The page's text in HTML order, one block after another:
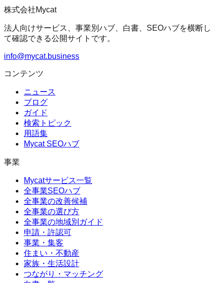
株式会社Mycat
法人向けサービス、事業別ハブ、白書、SEOハブを横断し
て確認できる公開サイトです。
info@mycat.business
コンテンツ
ニュース
ブログ
ガイド
検索トピック
用語集
Mycat SEOハブ
事業
Mycatサービス一覧
全事業SEOハブ
全事業の改善候補
全事業の選び方
全事業の地域別ガイド
申請・許認可
事業・集客
住まい・不動産
家族・生活設計
つながり・マッチング